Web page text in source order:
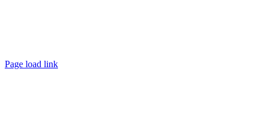
Page load link